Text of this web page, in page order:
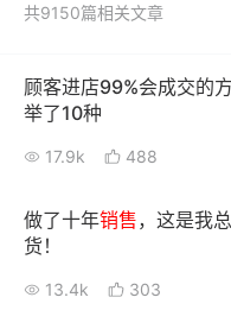
有赞成功案例
面对面聊增长
有赞春季发布会
新零售大会
共9150篇相关文章
顾客进店99%会成交的
举了10种
17.9k 488
做了十年销售，这是我
货！
13.4k 303